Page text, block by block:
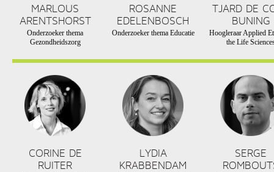
MARLOUS
ARENTSHORST
Onderzoeker thema
Gezondheidszorg
ROSANNE
EDELENBOSCH
Onderzoeker thema Educatie
TJARD DE
BUNING
Hoogleraar Applied
the Life
CORINE DE
RUITER
LYDIA
KRABBENDAM
SERGE